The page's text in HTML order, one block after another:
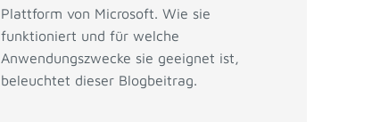
Plattform von Microsoft. Wie sie
funktioniert und für welche
Anwendungszwecke sie geeignet ist,
beleuchtet dieser Blogbeitrag.